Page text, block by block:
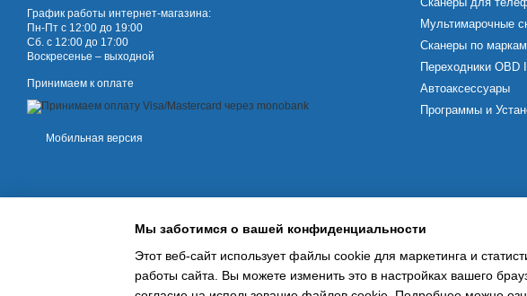
График работы интернет-магазина:
Пн-Пт с 12:00 до 19:00
Сб. с 12:00 до 17:00
Воскресенье – выходной
Принимаем к оплате
Мобильная версия
Мультимарочные
Сканеры по
Переходники OBD II
Автоаксессуары
Программы и
Мы заботимся о вашей конфиденциальности
Этот веб-сайт использует файлы cookie для маркетинга и
работы сайта. Вы можете изменить это в настройках вашего